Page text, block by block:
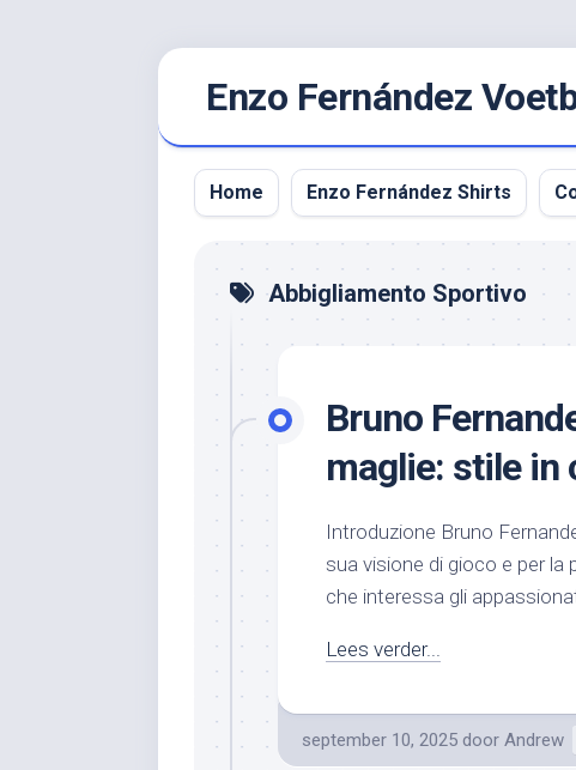
Enzo Fernández
Home Enzo Fernández Shirts
Abbigliamento Sportivo
Bruno
maglie: stile in
Introduzione Bruno
sua visione di gioco e per
che interessa gli
Lees verder...
september 10, 2025 door Andrew